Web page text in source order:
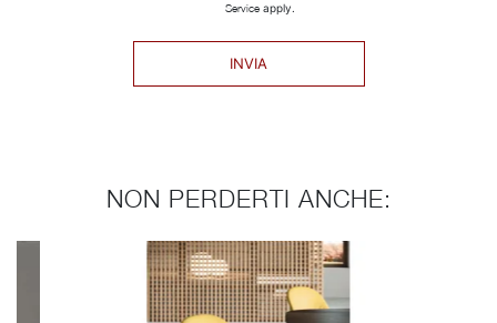
Serviceapply.
INVIA
NON PERDERTI ANCHE: